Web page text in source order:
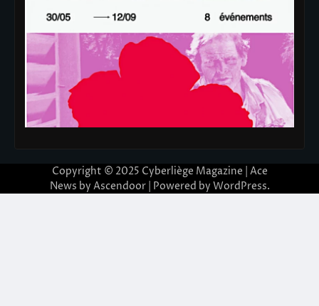
Copyright © 2025 Cyberliège Magazine | Ace
News by Ascendoor| Powered by WordPress.